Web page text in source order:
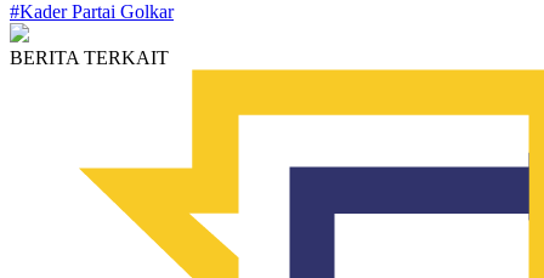
#Kader Partai Golkar
BERITA TERKAIT